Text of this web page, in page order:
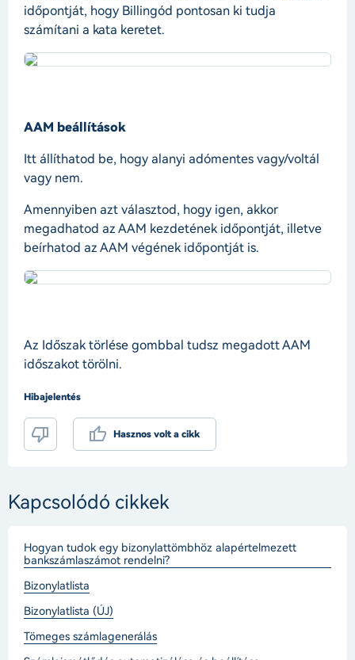
időpontját, hogy Billingód pontosan ki tudja
számítani a kata keretet.
AAM beállítások
Itt állíthatod be, hogy alanyi adómentes vagy/voltál
vagy nem.
Amennyiben azt választod, hogy igen, akkor
megadhatod az AAM kezdetének időpontját, illetve
beírhatod az AAM végének időpontját is.
Az Időszak törlése gombbal tudsz megadott AAM
időszakot törölni.
Hibajelentés
Hasznos volt a cikk
Kapcsolódó cikkek
Hogyan tudok egy bizonylattömbhöz alapértelmezett
bankszámlaszámot rendelni?
Bizonylatlista
Bizonylatlista (ÚJ)
Tömeges számlagenerálás